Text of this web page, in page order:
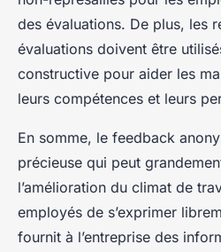
des évaluations. De plus, les
évaluations doivent être
constructive pour aider les
leurs compétences et leurs
En somme, le feedback
précieuse qui peut
l’amélioration du climat de
employés de s’exprimer
fournit à l’entreprise des